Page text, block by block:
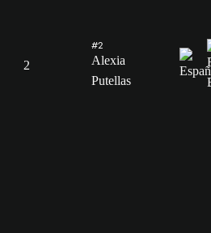
2
#2
Alexia
Putellas